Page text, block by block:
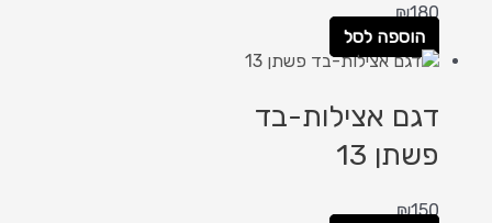
₪180
הוספה לסל
דגם אצילות-בד
פשתן 13
₪150